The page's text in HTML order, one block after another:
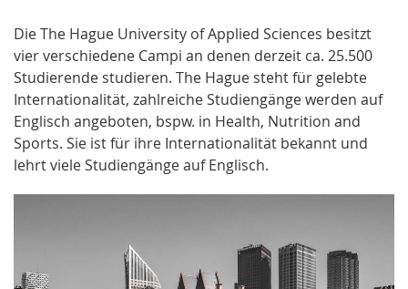
Die The Hague University of Applied Sciences besitzt
vier verschiedene Campi an denen derzeit ca. 25.500
Studierende studieren. The Hague steht für gelebte
Internationalität, zahlreiche Studiengänge werden auf
Englisch angeboten, bspw. in Health, Nutrition and
Sports. Sie ist für ihre Internationalität bekannt und
lehrt viele Studiengänge auf Englisch.